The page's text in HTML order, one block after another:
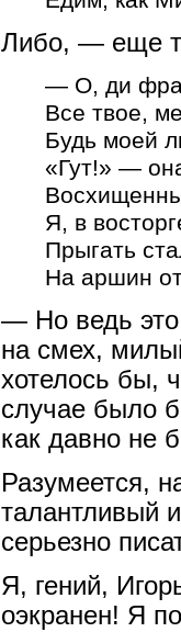
Либо, — еще
— О, ди
Все твое,
Будь моей
«Гут!» —
Я, в
Прыгать
На аршин
— Но ведь это
на смех,
хотелось бы,
случае было
как давно не
Разумеется,
талантливый
серьезно
Я, гений,
оэкранен! Я